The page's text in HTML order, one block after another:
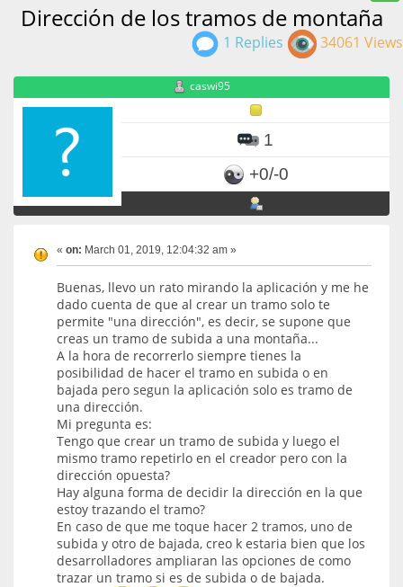
Dirección de los tramos de montaña
1 Replies 34061 Views
caswi95
1
+0/-0
« on: March 01, 2019, 12:04:32 am »
Buenas, llevo un rato mirando la aplicación y me he
dado cuenta de que al crear un tramo solo te
permite "una dirección", es decir, se supone que
creas un tramo de subida a una montaña...
A la hora de recorrerlo siempre tienes la
posibilidad de hacer el tramo en subida o en
bajada pero segun la aplicación solo es tramo de
una dirección.
Mi pregunta es:
Tengo que crear un tramo de subida y luego el
mismo tramo repetirlo en el creador pero con la
dirección opuesta?
Hay alguna forma de decidir la dirección en la que
estoy trazando el tramo?
En caso de que me toque hacer 2 tramos, uno de
subida y otro de bajada, creo k estaria bien que los
desarrolladores ampliaran las opciones de como
trazar un tramo si es de subida o de bajada.